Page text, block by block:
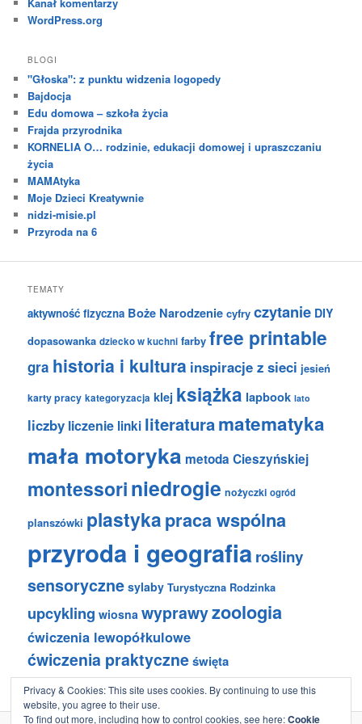
WordPress.org
BLOGI
"Głoska": z punktu widzenia logopedy
Bajdocja
Edu domowa – szkoła życia
Frajda przyrodnika
KORNELIA O… rodzinie, edukacji domowej i upraszczaniu
życia
MAMAtyka
Moje Dzieci Kreatywnie
nidzi-misie.pl
Przyroda na 6
TEMATY
aktywność fizyczna Boże Narodzenie cyfry czytanie DIY
dopasowanka dziecko w kuchni farby free printable
gra historia i kultura inspiracje z sieci jesień
karty pracy kategoryzacja klej książka lapbook lato
liczby liczenie linki literaturamatematyka
mała motoryka metoda Cieszyńskiej
montessoriniedrogie nożyczki ogród
planszówki plastykapraca wspólna
przyroda i geografiarośliny
sensoryczne sylaby Turystyczna Rodzinka
upcykling wiosna wyprawyzoologia
ćwiczenia lewopółkulowe
ćwiczenia praktyczneświęta
Privacy & Cookies: This site uses cookies. By continuing to use this
website, you agree to their use.
To find out more, including how to control cookies, see here:Cookie